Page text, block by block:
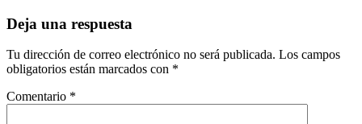
Deja una respuesta
Tu dirección de correo electrónico no será publicada. Los campos
obligatorios están marcados con *
Comentario *